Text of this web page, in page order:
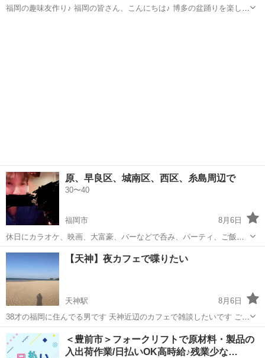
福岡の趣味友作り♪ 福岡の皆さん、こんにちは♪ 博多の盆踊りを楽し
原、早良区、城南区、西区、糸島周辺で
30〜40
福岡市
8月6日
休日にカラオケ、映画、大富豪、バーなどで呑み、パーティ、ご飯、
温泉、旅行など一緒に楽しめる仲間募集します～♫ 歳を重ねても気軽
に集まれる4〜6人ぐらいのメンバーで考えてます。 天神や博多は密で
あまり好まないので西寄りで集...
福岡 福岡市 友達
【天神】夜カフェで喋りたい
天神駅
8月6日
38才の福岡に住んでる男です 天神近辺のカフェで雑談したいです ご一
緒してくださる方お問い合わせ下さい ●問い合わせの際に希望日時を
教えてください 日時は融通効くので平日、土日どちらも可 時間は19
時〜希望です お店候...
福岡 福岡市 天神駅
＜豊前市＞フォークリフトで原材料・製品の
入出荷作業/日払いOK高時給♪残業少な…